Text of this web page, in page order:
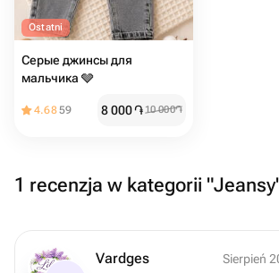
Ostatni
Серые джинсы для
мальчика 🩶
4.6859 8 000֏10 000֏
1 recenzja w kategorii
Vardges
Sierpień